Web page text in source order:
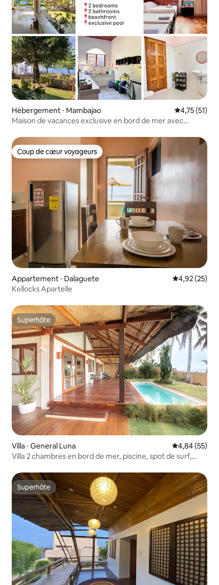
Hébergement ⋅ Mambajao Évaluation
4,75 (51)
Maison de vacances exclusive en bord de mer avec
Coup de cœur voyageurs
Coup de cœur voyageurs
Appartement ⋅ Dalaguete Évaluation
4,92 (25)
Kellocks Apartelle
Superhôte
Superhôte
Villa ⋅ General Luna Évaluation
4,84 (55)
Villa 2 chambres en bord de mer, piscine, spot de surf,
Superhôte
Superhôte